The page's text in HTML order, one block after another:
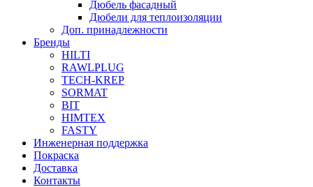
Дюбель фасадный
Дюбели для теплоизоляции
Доп. принадлежности
Бренды
HILTI
RAWLPLUG
TECH-KREP
SORMAT
BIT
HIMTEX
FASTY
Инженерная поддержка
Покраска
Доставка
Контакты